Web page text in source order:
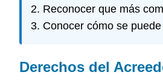
Reconocer que más
Conocer cómo se
Derechos del